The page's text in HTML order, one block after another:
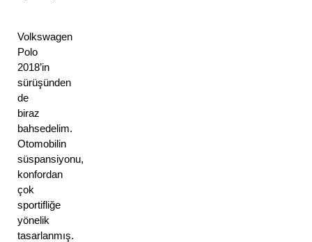
Volkswagen
Polo
2018’in
sürüşünden
de
biraz
bahsedelim.
Otomobilin
süspansiyonu,
konfordan
çok
sportifliğe
yönelik
tasarlanmış.